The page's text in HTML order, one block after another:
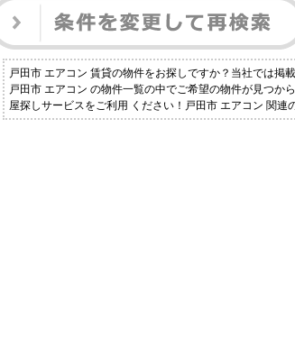
戸田市 エアコン 賃貸の物件をお探しですか？当社では掲
戸田市 エアコン の物件一覧の中でご希望の物件が見つか
屋探しサービスをご利用 ください！戸田市 エアコン 関連